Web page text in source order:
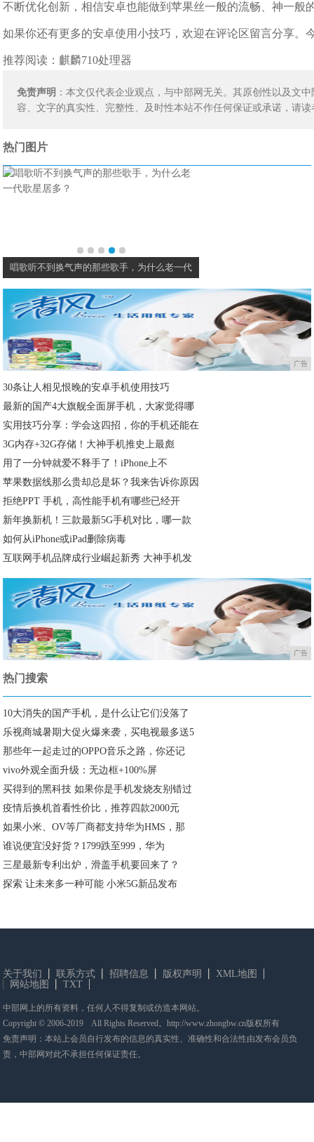
不断优化创新，相信安卓也能做到苹果丝一般的流畅、神一般
如果你还有更多的安卓使用小技巧，欢迎在评论区留言分享。
推荐阅读： 麒麟710处理器
免责声明 ：本文仅代表企业观点，与中部网无关。其原创性以及文
容、文字的真实性、完整性、及时性本站不作任何保证或承诺，请
热门图片
白百何到底咋想的？竟在凉鞋里面穿棉袜，土
广告
30条让人相见恨晚的安卓手机使用技巧
最新的国产4大旗舰全面屏手机，大家觉得哪
实用技巧分享：学会这四招，你的手机还能在
3G内存+32G存储！大神手机推史上最彪
用了一分钟就爱不释手了！iPhone上不
苹果数据线那么贵却总是坏？我来告诉你原因
拒绝PPT 手机，高性能手机有哪些已经开
新年换新机！三款最新5G手机对比，哪一款
如何从iPhone或iPad删除病毒
互联网手机品牌成行业崛起新秀 大神手机发
广告
热门搜索
10大消失的国产手机，是什么让它们没落了
乐视商城暑期大促火爆来袭，买电视最多送5
那些年一起走过的OPPO音乐之路，你还记
vivo外观全面升级：无边框+100%屏
买得到的黑科技 如果你是手机发烧友别错过
疫情后换机首看性价比，推荐四款2000元
如果小米、OV等厂商都支持华为HMS，那
谁说便宜没好货？1799跌至999，华为
三星最新专利出炉，滑盖手机要回来了？
探索 让未来多一种可能 小米5G新品发布
关于我们 联系方式 招聘信息 版权声明
XML地图
网站地图
TXT
中部网上的所有资料，任何人不得复制或仿造本网站。
Copyright © 2006-2019 All Rights Reserved。http://www.zhongbw.cn版权所有
免责声明：本站上会员自行发布的信息的真实性、准确性和合法性由发布会员负
责，中部网对此不承担任何保证责任。